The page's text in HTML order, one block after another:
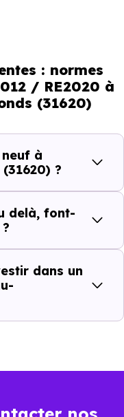
plus performants.
Isolations thermiques
et phoniques
Économies
luminosité
: normes
/ RE2020 à
(31620)
à
?
delà, font-
dans un